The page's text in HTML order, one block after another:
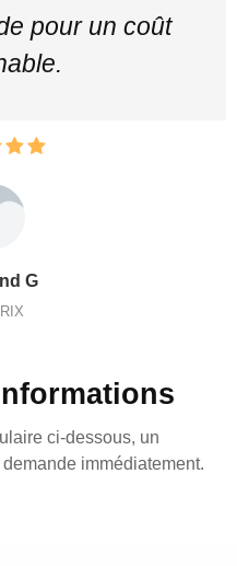
pour un coût
G
ci-dessous, un
immédiatement.